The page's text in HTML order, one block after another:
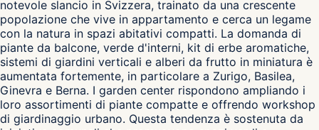
notevole slancio in Svizzera, trainato da una crescente
popolazione che vive in appartamento e cerca un legame
con la natura in spazi abitativi compatti. La domanda di
piante da balcone, verde d'interni, kit di erbe aromatiche,
sistemi di giardini verticali e alberi da frutto in miniatura è
aumentata fortemente, in particolare a Zurigo, Basilea,
Ginevra e Berna. I garden center rispondono ampliando i
loro assortimenti di piante compatte e offrendo workshop
di giardinaggio urbano. Questa tendenza è sostenuta da